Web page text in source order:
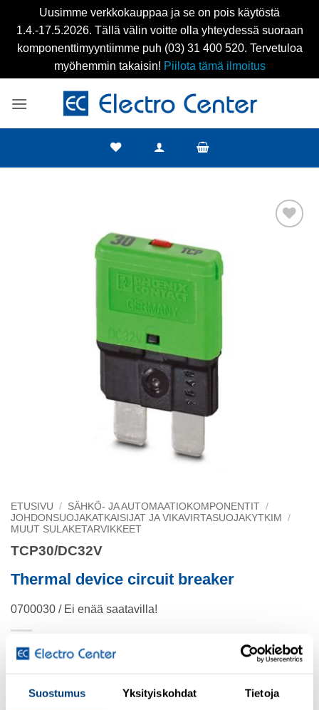
Suostumus Yksityiskohdat Tietoja
Uusimme verkkokauppaa ja se on pois käytöstä
1.4.-17.5.2026. Tällä välin voitte olla yhteydessä suoraan
komponenttimyyntiimme puh (03) 31 400 520. Tervetuloa
myöhemmin takaisin! Piilota tämä ilmoitus
ETUSIVU / SÄHKÖ- JA AUTOMAATIOKOMPONENTIT /
JOHDONSUOJAKATKAISIJAT JA VIKAVIRTASUOJAKYTKIM
/
MUUT SULAKETARVIKKEET
TCP30/DC32V
Thermal device circuit breaker
0700030 / Ei enää saatavilla!
Kirjaudu sisään nähdäksesi hinnat ja käyttääksesi